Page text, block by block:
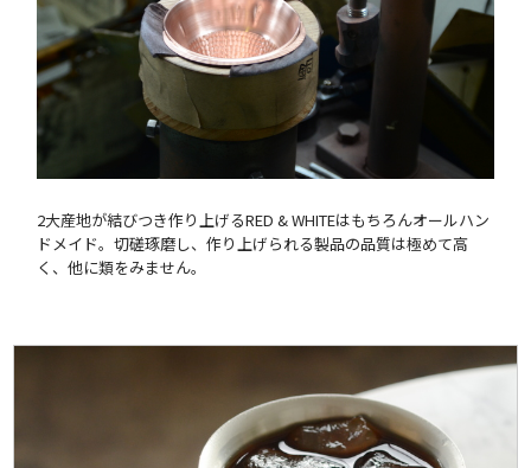
2大産地が結びつき作り上げるRED & WHITEはもちろんオールハン
ドメイド。切磋琢磨し、作り上げられる製品の品質は極めて高
く、他に類をみません。